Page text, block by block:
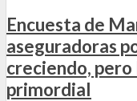
Encuesta de
aseguradoras
creciendo, pero
primordial